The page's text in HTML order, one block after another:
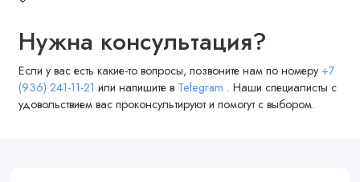
Нужна консультация?
Если у вас есть какие-то вопросы, позвоните нам по номеру +7
(936) 241-11-21 или напишите в Telegram . Наши специалисты с
удовольствием вас проконсультируют и помогут с выбором.